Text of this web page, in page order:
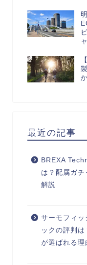
最近の記事
BREXA
は？配属ガ
解説
サーモフィッ
ックの評判
が選ばれる理